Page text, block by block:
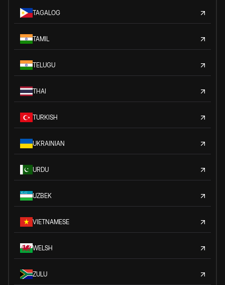
TAGALOG
TAMIL
TELUGU
THAI
TURKISH
UKRAINIAN
URDU
UZBEK
VIETNAMESE
WELSH
ZULU